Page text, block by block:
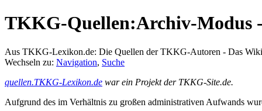
TKKG-Quellen:Archiv-Modus
Aus TKKG-Lexikon.de: Die Quellen der TKKG-Autoren - Das Wiki
Wechseln zu: Navigation, Suche
quellen.TKKG-Lexikon.de war ein Projekt der TKKG-Site.de.
Aufgrund des im Verhältnis zu großen administrativen Aufwands